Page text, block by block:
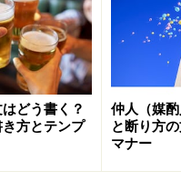
の意味は、嘘や冗談など
う意味です。
は、不都合や危険である
す。もともとは、盗人
どう書く？
方とテンプ
仲人（媒
と断り方
マナー